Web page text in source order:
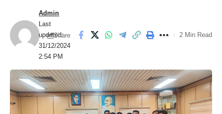
Last
updated:
31/12/2024
2:54 PM
Admin
Share 2 Min Read